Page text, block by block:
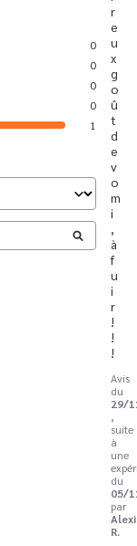
0
0
0
0
1
r
e
u
x
g
o
û
t
d
e
v
o
m
i
,
à
f
u
i
r
!
!
!
Avis
du
29/
,
suite
à
une
du
05/
par
R.